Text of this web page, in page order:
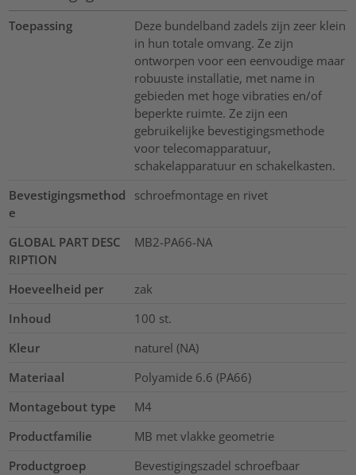
Toepassing
Deze bundelband zadels zijn zeer klein
in hun totale omvang. Ze zijn
ontworpen voor een eenvoudige maar
robuuste installatie, met name in
gebieden met hoge vibraties en/of
beperkte ruimte. Ze zijn een
gebruikelijke bevestigingsmethode
voor telecomapparatuur,
schakelapparatuur en schakelkasten.
Bevestigingsmethod
e
schroefmontage en rivet
GLOBAL PART DESC
RIPTION
MB2-PA66-NA
Hoeveelheid per
zak
Inhoud
100 st.
Kleur
naturel (NA)
Materiaal
Polyamide 6.6 (PA66)
Montagebout type
M4
Productfamilie
MB met vlakke geometrie
Productgroep
Bevestigingszadel schroefbaar